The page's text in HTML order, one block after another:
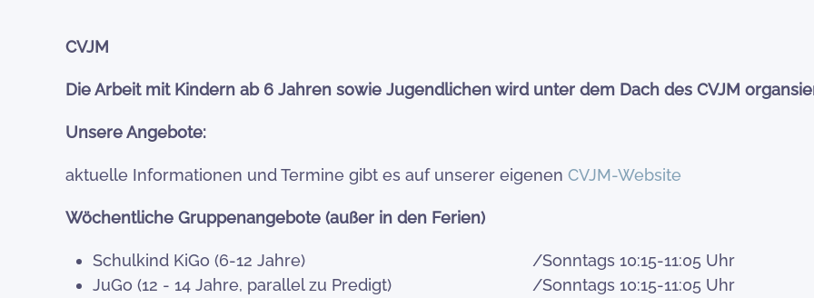
CVJM
Die Arbeit mit Kindern ab 6 Jahren sowie Jugendlichen wird unter dem Dach des CVJM
Unsere Angebote:
aktuelle Informationen und Termine gibt es auf unserer eigenen CVJM-Website
Wöchentliche Gruppenangebote (außer in den Ferien)
Schulkind KiGo (6-12 Jahre) /Sonntags 10:15-11:05 Uhr
JuGo (12 - 14 Jahre, parallel zu Predigt) /Sonntags 10:15-11:05 Uhr